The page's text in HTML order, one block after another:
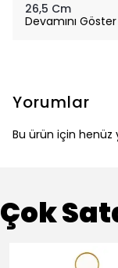
26,5 Cm
Devamını Göster
Yorumlar
Bu ürün için henüz
Çok